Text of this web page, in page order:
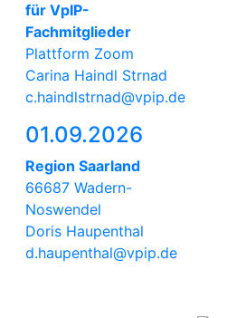
für VpIP-
Fachmitglieder
Plattform Zoom
Carina Haindl Strnad
c.haindlstrnad@vpip.de
01.09.2026
Region Saarland
66687 Wadern-
Noswendel
Doris Haupenthal
d.haupenthal@vpip.de